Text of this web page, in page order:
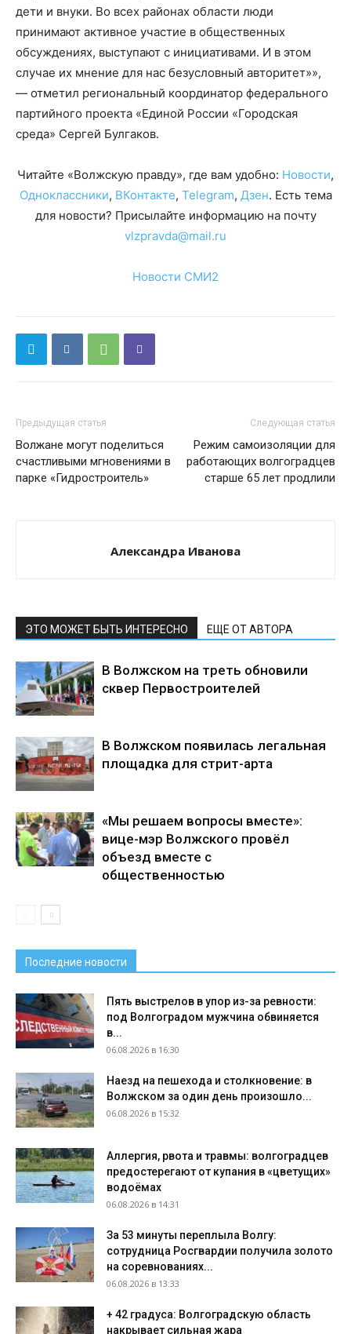
дети и внуки. Во всех районах области люди
принимают активное участие в общественных
обсуждениях, выступают с инициативами. И в этом
случае их мнение для нас безусловный авторитет»»,
— отметил региональный координатор федерального
партийного проекта «Единой России «Городская
среда» Сергей Булгаков.
Читайте «Волжскую правду», где вам удобно: Новости,
Одноклассники, ВКонтакте, Telegram, Дзен. Есть тема
для новости? Присылайте информацию на почту
vlzpravda@mail.ru
Новости СМИ2
Предыдущая статья
Волжане могут поделиться
счастливыми мгновениями в
парке «Гидростроитель»
Следующая статья
Режим самоизоляции для
работающих волгоградцев
старше 65 лет продлили
Александра Иванова
ЭТО МОЖЕТ БЫТЬ ИНТЕРЕСНО ЕЩЕ ОТ АВТОРА
В Волжском на треть обновили
сквер Первостроителей
В Волжском появилась легальная
площадка для стрит-арта
«Мы решаем вопросы вместе»:
вице-мэр Волжского провёл
объезд вместе с
общественностью
Последние новости
Пять выстрелов в упор из-за ревности:
под Волгоградом мужчина обвиняется
в...
06.08.2026 в 16:30
Наезд на пешехода и столкновение: в
Волжском за один день произошло...
06.08.2026 в 15:32
Аллергия, рвота и травмы: волгоградцев
предостерегают от купания в «цветущих»
водоёмах
06.08.2026 в 14:31
За 53 минуты переплыла Волгу:
сотрудница Росгвардии получила золото
на соревнованиях...
06.08.2026 в 13:33
+ 42 градуса: Волгоградскую область
накрывает сильная жара